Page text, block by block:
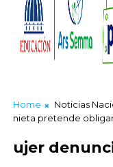
Home Noticias
nieta pretende
ujer